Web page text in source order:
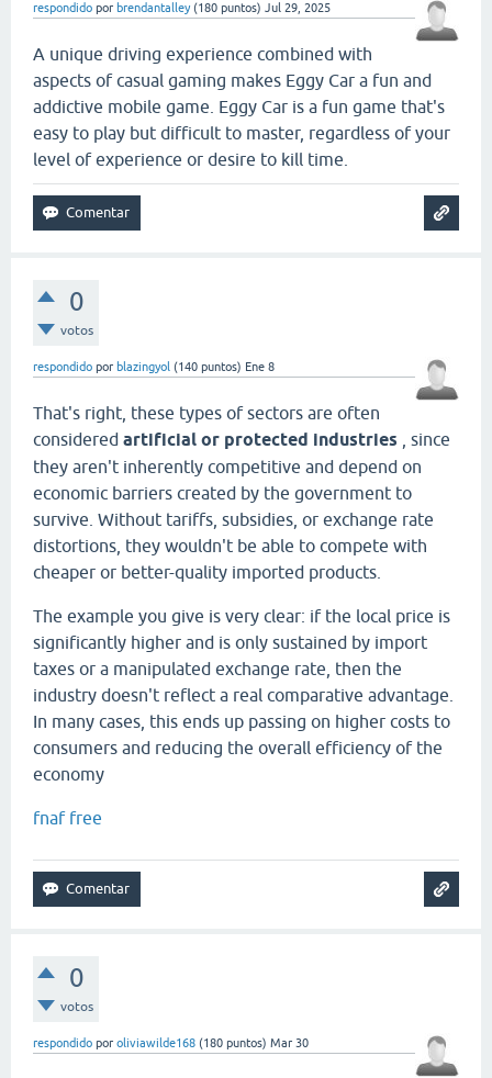
respondido por brendantalley (180 puntos) Jul 29, 2025
A unique driving experience combined with
aspects of casual gaming makes Eggy Car a fun and
addictive mobile game. Eggy Car is a fun game that's
easy to play but difficult to master, regardless of your
level of experience or desire to kill time.
0
votos
respondido por blazingyol (140 puntos) Ene 8
That's right, these types of sectors are often
considered artificial or protected industries , since
they aren't inherently competitive and depend on
economic barriers created by the government to
survive. Without tariffs, subsidies, or exchange rate
distortions, they wouldn't be able to compete with
cheaper or better-quality imported products.
The example you give is very clear: if the local price is
significantly higher and is only sustained by import
taxes or a manipulated exchange rate, then the
industry doesn't reflect a real comparative advantage.
In many cases, this ends up passing on higher costs to
consumers and reducing the overall efficiency of the
economy
fnaf free
0
votos
respondido por oliviawilde168 (180 puntos) Mar 30